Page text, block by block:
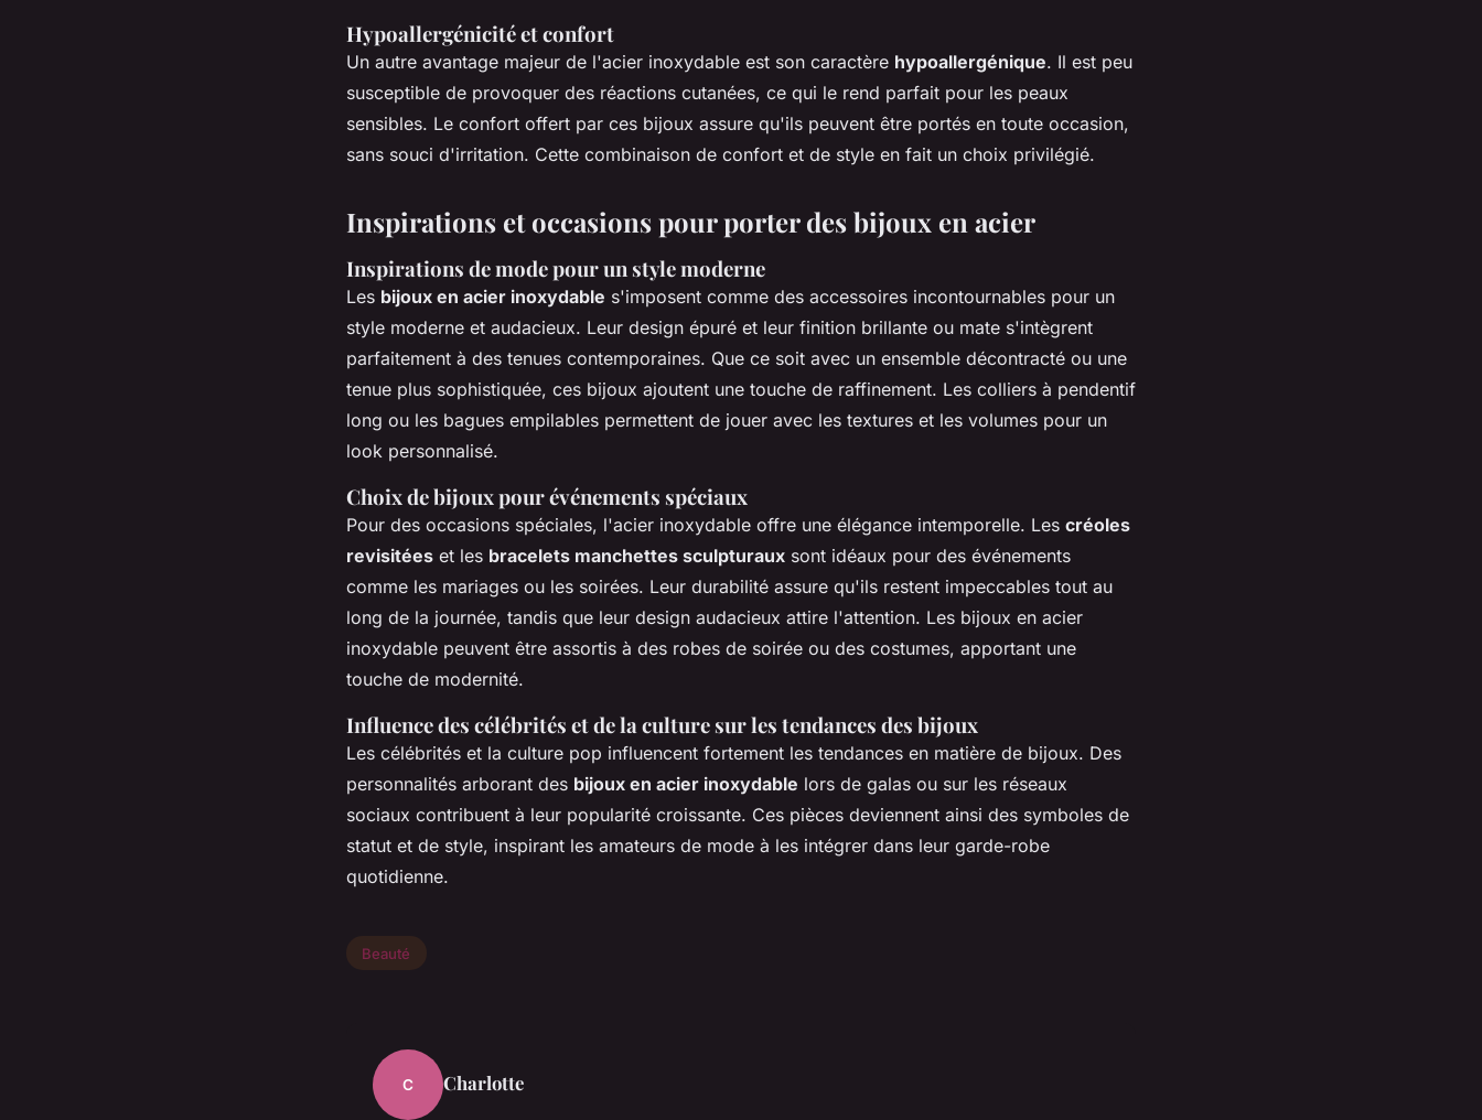
Hypoallergénicité et confort
Un autre avantage majeur de l'acier inoxydable est son caractère hypoallergénique. Il est peu
susceptible de provoquer des réactions cutanées, ce qui le rend parfait pour les peaux
sensibles. Le confort offert par ces bijoux assure qu'ils peuvent être portés en toute occasion,
sans souci d'irritation. Cette combinaison de confort et de style en fait un choix privilégié.
Inspirations et occasions pour porter des bijoux en acier
Inspirations de mode pour un style moderne
Les bijoux en acier inoxydable s'imposent comme des accessoires incontournables pour un
style moderne et audacieux. Leur design épuré et leur finition brillante ou mate s'intègrent
parfaitement à des tenues contemporaines. Que ce soit avec un ensemble décontracté ou une
tenue plus sophistiquée, ces bijoux ajoutent une touche de raffinement. Les colliers à pendentif
long ou les bagues empilables permettent de jouer avec les textures et les volumes pour un
look personnalisé.
Choix de bijoux pour événements spéciaux
Pour des occasions spéciales, l'acier inoxydable offre une élégance intemporelle. Les créoles
revisitées et les bracelets manchettes sculpturaux sont idéaux pour des événements
comme les mariages ou les soirées. Leur durabilité assure qu'ils restent impeccables tout au
long de la journée, tandis que leur design audacieux attire l'attention. Les bijoux en acier
inoxydable peuvent être assortis à des robes de soirée ou des costumes, apportant une
touche de modernité.
Influence des célébrités et de la culture sur les tendances des bijoux
Les célébrités et la culture pop influencent fortement les tendances en matière de bijoux. Des
personnalités arborant des bijoux en acier inoxydable lors de galas ou sur les réseaux
sociaux contribuent à leur popularité croissante. Ces pièces deviennent ainsi des symboles de
statut et de style, inspirant les amateurs de mode à les intégrer dans leur garde-robe
quotidienne.
Beauté
C Charlotte